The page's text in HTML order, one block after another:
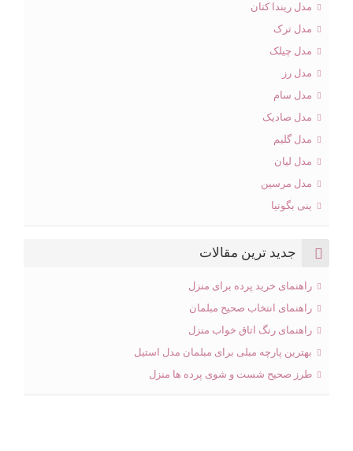
مدل ریندا کتان
مدل ترک
مدل چیلک
مدل رز
مدل سام
مدل صادیک
مدل گلیم
مدل لیان
مدل مرسین
ینی بگونیا
جدید ترین مقالات
راهنمای خرید پرده برای منزل
راهنمای انتخاب صحیح مبلمان
راهنمای رنگ اتاق خواب منزل
بهترین پارچه مبلی برای مبلمان مدل استیل
طرز صحیح شست و شوی پرده ها منزل